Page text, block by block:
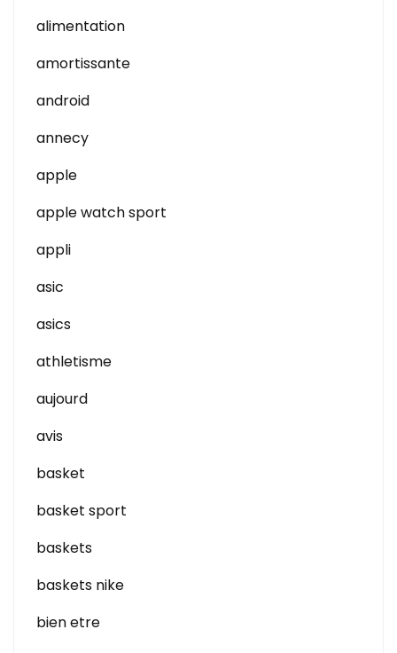
alimentation
amortissante
android
annecy
apple
apple watch sport
appli
asic
asics
athletisme
aujourd
avis
basket
basket sport
baskets
baskets nike
bien etre